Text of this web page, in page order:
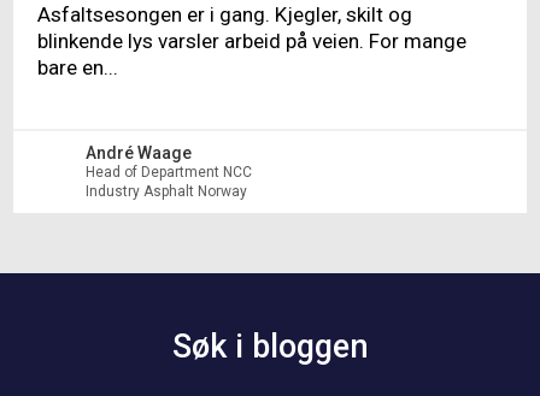
Asfaltsesongen er i gang. Kjegler, skilt og
blinkende lys varsler arbeid på veien. For mange
bare en...
André Waage
Head of Department NCC
Industry Asphalt Norway
Søk i bloggen